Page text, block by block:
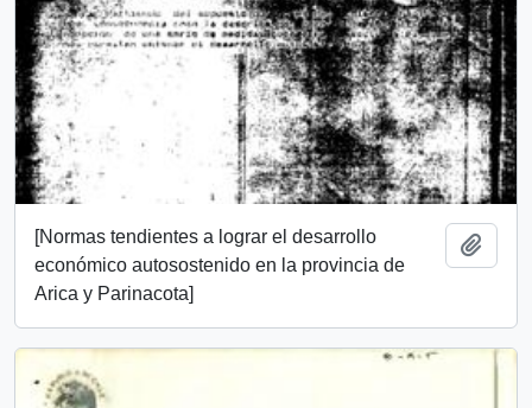
[Normas tendientes a lograr el desarrollo
económico autosostenido en la provincia de
Arica y Parinacota]